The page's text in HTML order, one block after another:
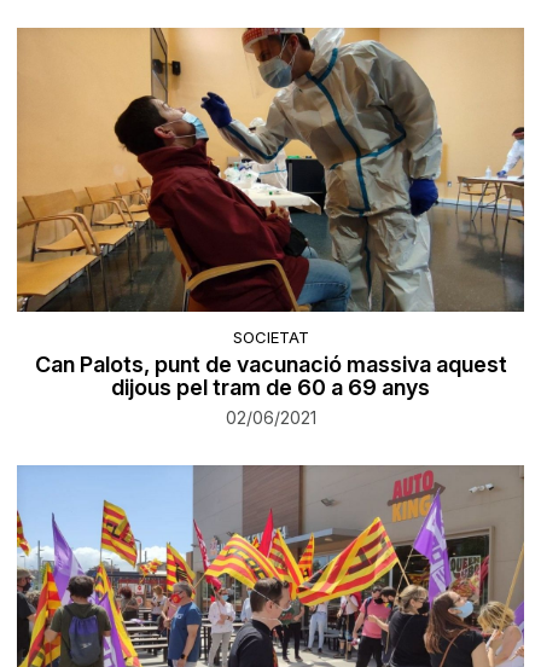
SOCIETAT
Can Palots, punt de vacunació massiva aquest
dijous pel tram de 60 a 69 anys
02/06/2021